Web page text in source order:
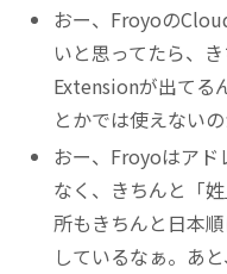
おー、Froyoの
いと思ってたら、
Extensionが出てる
とかでは使えないの
おー、Froyoはアド
なく、きちんと「
所もきちんと日本
しているなぁ。あ